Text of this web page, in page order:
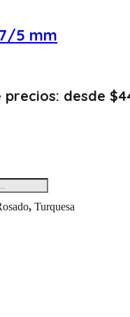
5 mm
precios: desde
,Turquesa